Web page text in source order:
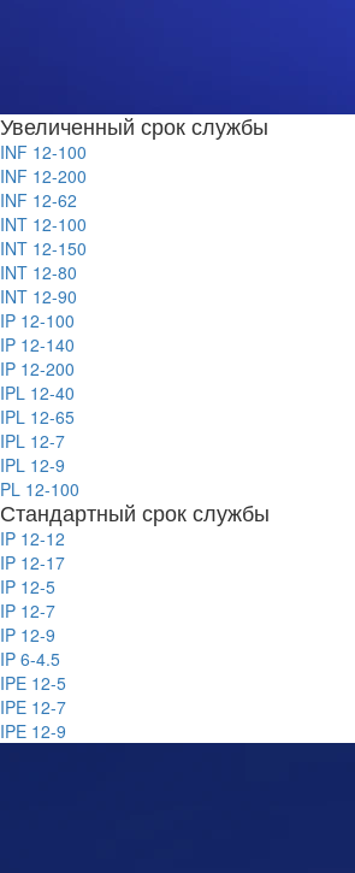
Увеличенный срок службы
INF 12-100
INF 12-200
INF 12-62
INT 12-100
INT 12-150
INT 12-80
INT 12-90
IP 12-100
IP 12-140
IP 12-200
IPL 12-40
IPL 12-65
IPL 12-7
IPL 12-9
PL 12-100
Стандартный срок службы
IP 12-12
IP 12-17
IP 12-5
IP 12-7
IP 12-9
IP 6-4.5
IPE 12-5
IPE 12-7
IPE 12-9